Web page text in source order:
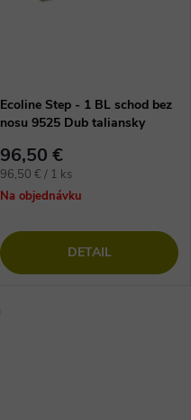
Ecoline Step - 1 BL schod bez
nosu 9525 Dub taliansky
96,50 €
Jednotková
cena:
96,50 € / 1 ks
Na objednávku
DETAIL